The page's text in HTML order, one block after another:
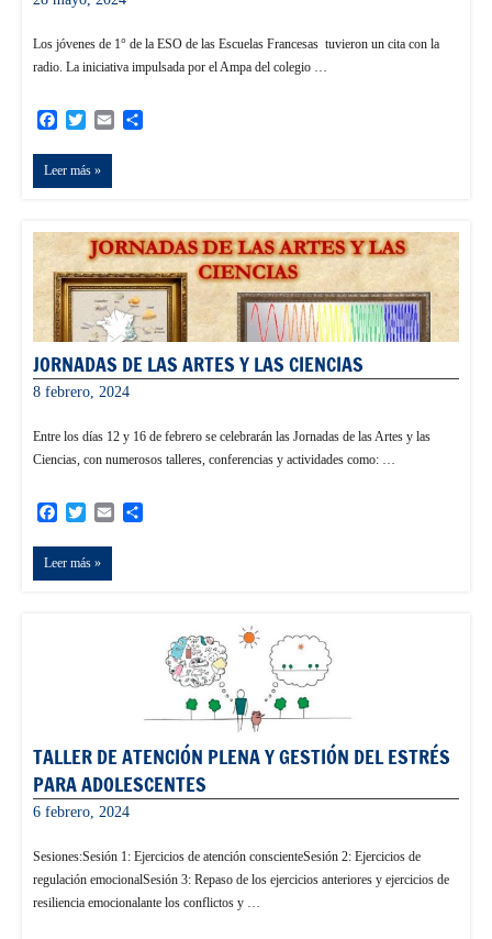
Los jóvenes de 1° de la ESO de las Escuelas Francesas tuvieron un cita con la
radio. La iniciativa impulsada por el Ampa del colegio …
FacebookTwitterEmail
Leer más
JORNADAS DE LAS ARTES Y LAS CIENCIAS
8 febrero, 2024
Entre los días 12 y 16 de febrero se celebrarán las Jornadas de las Artes y las
Ciencias, con numerosos talleres, conferencias y actividades como: …
FacebookTwitterEmail
Leer más
TALLER DE ATENCIÓN PLENA Y GESTIÓN DEL ESTRÉS
PARA ADOLESCENTES
6 febrero, 2024
Sesiones:Sesión 1: Ejercicios de atención conscienteSesión 2: Ejercicios de
regulación emocionalSesión 3: Repaso de los ejercicios anteriores y ejercicios de
resiliencia emocionalante los conflictos y …